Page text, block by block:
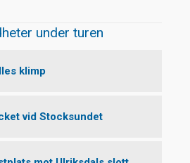
under turen
klimp
vid Stocksundet